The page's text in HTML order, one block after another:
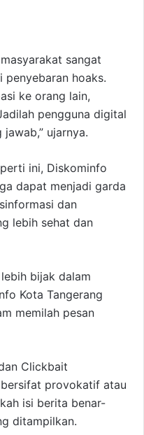
sangat
penyebaran hoaks.
ke orang lain,
pengguna digital
ujarnya.
ini, Diskominfo
dapat menjadi garda
dan
lebih sehat dan
bijak dalam
Kota Tangerang
memilah pesan
Clickbait
provokatif atau
isi berita benar-
ditampilkan.